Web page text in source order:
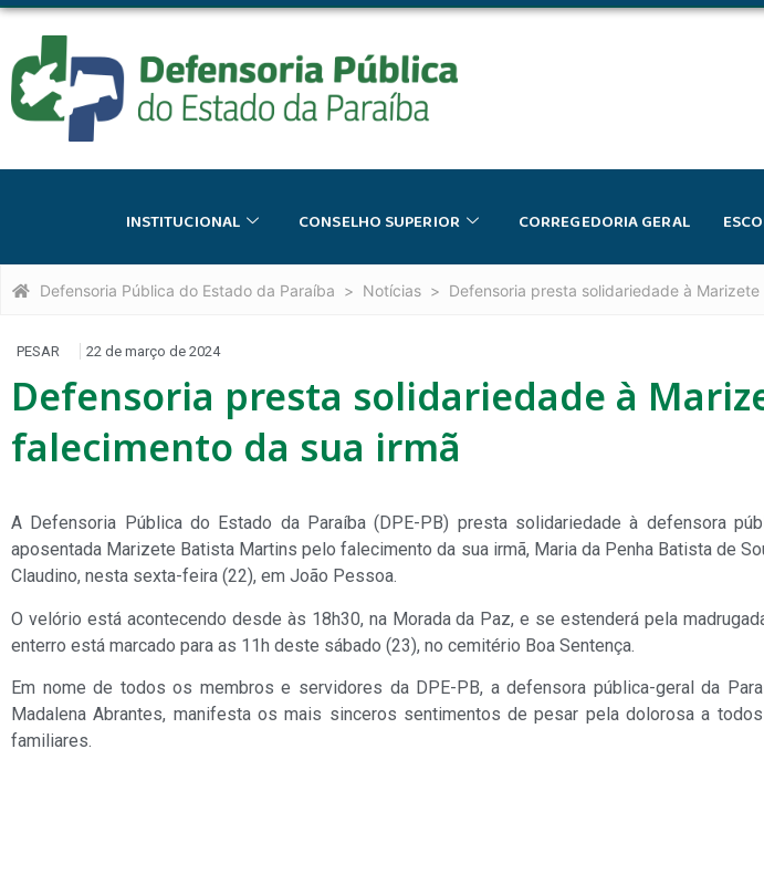
INSTITUCIONAL CONSELHO SUPERIOR CORREGEDORIA GERAL
Defensoria Pública do Estado da Paraíba Notícias Defensoria presta solidariedade à
PESAR 22 de março de 2024
Defensoria presta solidariedade à
falecimento da sua irmã
A Defensoria Pública do Estado da Paraíba (DPE-PB) presta solidariedade à defensora
aposentada Marizete Batista Martins pelo falecimento da sua irmã, Maria da Penha Batista de
Claudino, nesta sexta-feira (22), em João Pessoa.
O velório está acontecendo desde às 18h30, na Morada da Paz, e se estenderá pela
enterro está marcado para as 11h deste sábado (23), no cemitério Boa Sentença.
Em nome de todos os membros e servidores da DPE-PB, a defensora pública-geral da
Madalena Abrantes, manifesta os mais sinceros sentimentos de pesar pela dolorosa a
familiares.